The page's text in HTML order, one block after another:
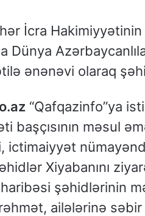
İcra
Dünya
ənənəvi olaraq
“Qafqazinfo”ya
başçısının məsul
ictimaiyyət
Xiyabanını
şəhidlərinin
ailələrinə